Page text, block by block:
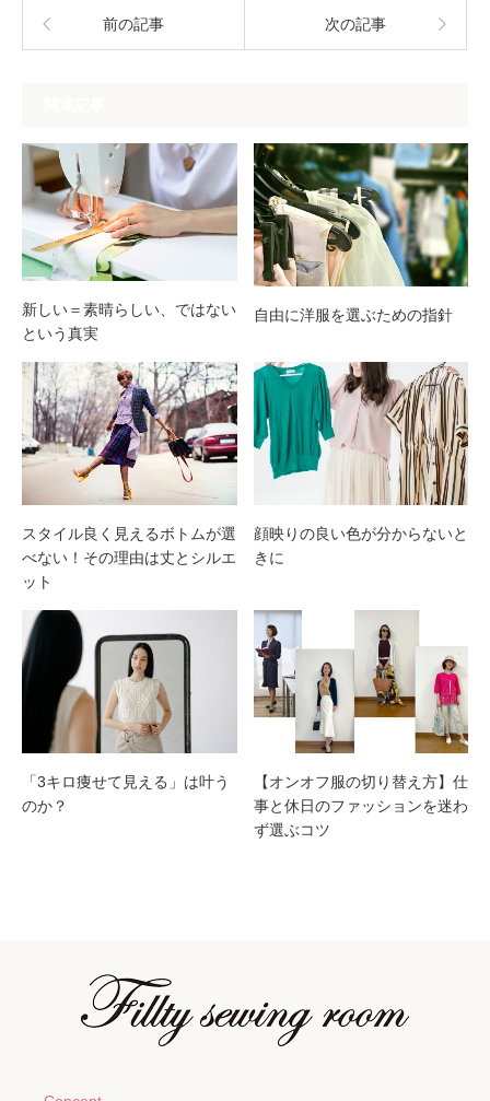
前の記事 次の記事
新しい＝素晴らしい、ではない
という真実
自由に洋服を選ぶための指針
スタイル良く見えるボトムが選
べない！その理由は丈とシルエ
ット
顔映りの良い色が分からないと
きに
「3キロ痩せて見える」は叶う
のか？
【オンオフ服の切り替え方】仕
事と休日のファッションを迷わ
ず選ぶコツ